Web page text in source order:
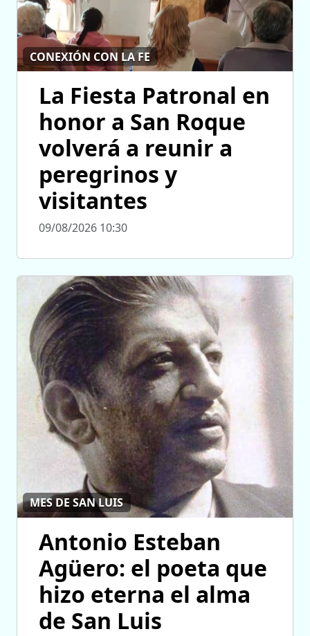
CONEXIÓN CON LA FE
La Fiesta Patronal en
honor a San Roque
volverá a reunir a
peregrinos y
visitantes
09/08/2026 10:30
MES DE SAN LUIS
Antonio Esteban
Agüero: el poeta que
hizo eterna el alma
de San Luis